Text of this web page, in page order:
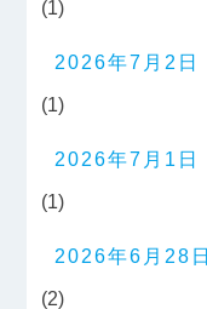
(1)
2026年7月2日
(1)
2026年7月1日
(1)
2026年6月28日
(2)